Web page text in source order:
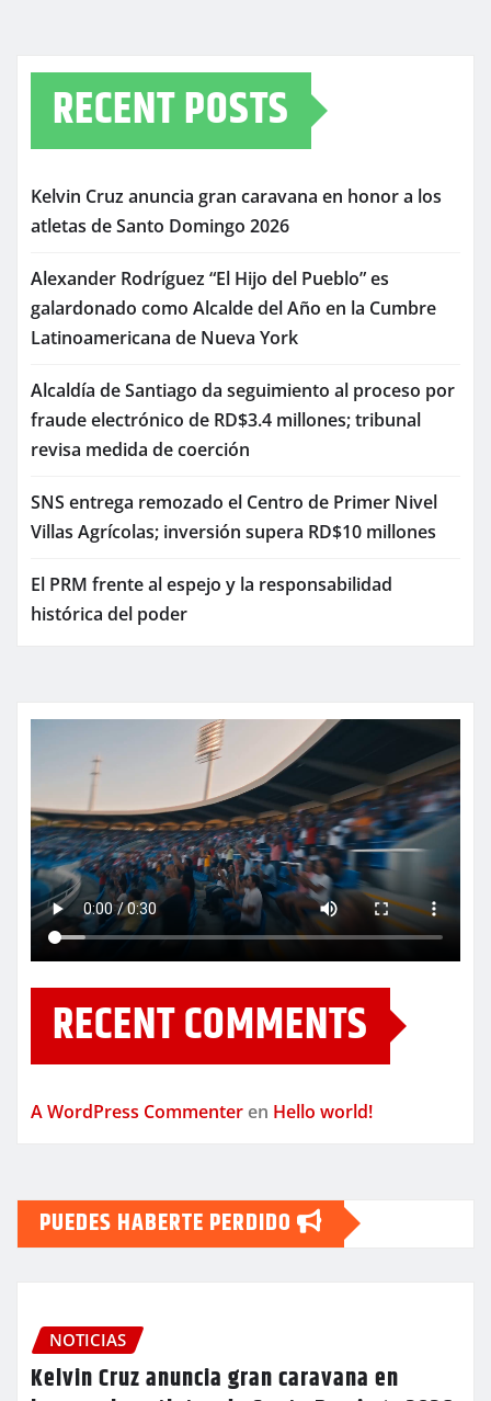
RECENT POSTS
Kelvin Cruz anuncia gran caravana en honor a los
atletas de Santo Domingo 2026
Alexander Rodríguez “El Hijo del Pueblo” es
galardonado como Alcalde del Año en la Cumbre
Latinoamericana de Nueva York
Alcaldía de Santiago da seguimiento al proceso por
fraude electrónico de RD$3.4 millones; tribunal
revisa medida de coerción
SNS entrega remozado el Centro de Primer Nivel
Villas Agrícolas; inversión supera RD$10 millones
El PRM frente al espejo y la responsabilidad
histórica del poder
RECENT COMMENTS
A WordPress Commenter en Hello world!
PUEDES HABERTE PERDIDO
NOTICIAS
Kelvin Cruz anuncia gran caravana en